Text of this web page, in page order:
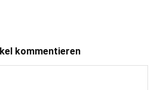
kommentieren